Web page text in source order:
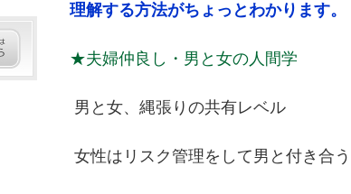
理解する方法がちょっとわかります。
★夫婦仲良し・男と女の人間学
男と女、縄張りの共有レベル
女性はリスク管理をして男と付き合う